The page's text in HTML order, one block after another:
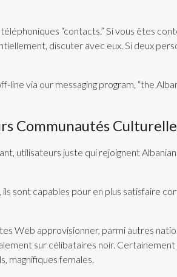
“contacts.” Si vous êtes
discuter avec eux. Si deux
via our messaging program, “the
Communautés
utilisateurs juste qui rejoignent
sont capables pour en plus satisfaire
Web approvisionner, parmi autres
sur célibataires noir. Certainement
magnifiques females.